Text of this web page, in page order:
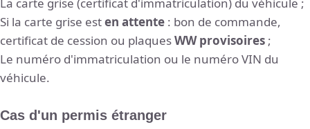
Si la carte grise esten attente : bon de commande,
certificat de cession ou plaquesWW provisoires ;
Le numéro d'immatriculation ou le numéro VIN du
véhicule.
Cas d'un permis étranger